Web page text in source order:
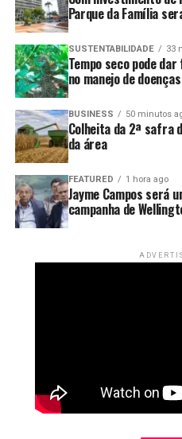
dispersão da espécie.
O produtor faz sua parte,
propriedade, mas pouco
chegam das áreas vizinhas.
vezes, acaba sendo
É hora de mudar
Esse não pode continuar
do produtor rural. Estamos
ambiental, econômica e,
estados, União, órgãos
O custo da
Parque da Família
SUSTENTABILIDADE 33
Tempo seco pode
no manejo de
BUSINESS 50 minutos
Colheita da 2ª safra
da área
FEATURED 1 hora ago
Jayme Campos será
campanha de